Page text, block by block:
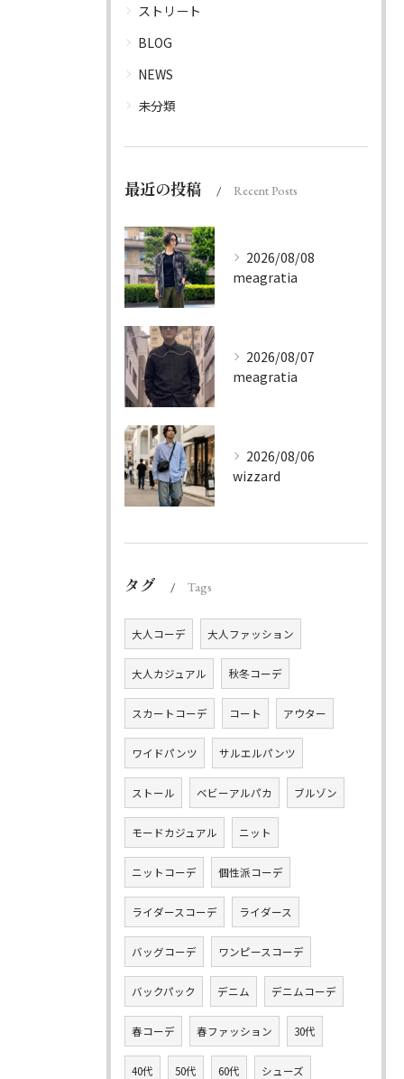
ストリート
BLOG
NEWS
未分類
最近の投稿 Recent Posts
2026/08/08
meagratia
2026/08/07
meagratia
2026/08/06
wizzard
タグ Tags
大人コーデ 大人ファッション
大人カジュアル 秋冬コーデ
スカートコーデ コート アウター
ワイドパンツ サルエルパンツ
ストール ベビーアルパカ ブルゾン
モードカジュアル ニット
ニットコーデ 個性派コーデ
ライダースコーデ ライダース
バッグコーデ ワンピースコーデ
バックパック デニム デニムコーデ
春コーデ 春ファッション 30代
40代 50代 60代 シューズ